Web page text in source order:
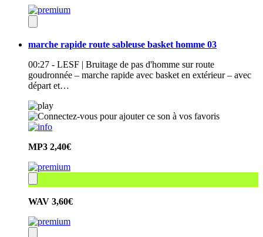
marche rapide route sableuse basket homme 03
00:27 - LESF | Bruitage de pas d'homme sur route
goudronnée – marche rapide avec basket en extérieur – avec
départ et…
MP3 2,40€
WAV 3,60€